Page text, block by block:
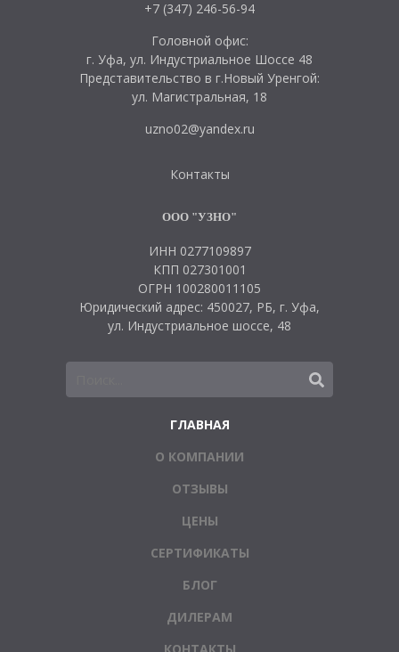
+7 (347) 246-56-94
Головной офис:
г. Уфа, ул. Индустриальное Шоссе 48
Представительство в г.Новый Уренгой:
ул. Магистральная, 18
uzno02@yandex.ru
Контакты
ООО "УЗНО"
ИНН 0277109897
КПП 027301001
ОГРН 100280011105
Юридический адрес: 450027, РБ, г. Уфа,
ул. Индустриальное шоссе, 48
ГЛАВНАЯ
О КОМПАНИИ
ОТЗЫВЫ
ЦЕНЫ
СЕРТИФИКАТЫ
БЛОГ
ДИЛЕРАМ